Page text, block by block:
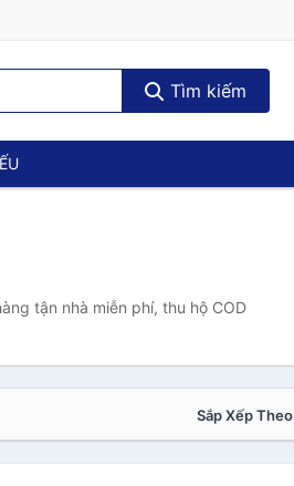
Tìm kiếm
tận nhà miễn phí, thu hộ COD
Sắp Xếp Theo